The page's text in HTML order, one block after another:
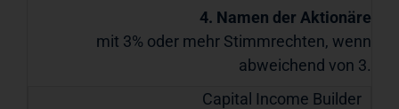
4. Namen der Aktionäre
mit 3% oder mehr Stimmrechten, wenn
abweichend von 3.
Capital Income Builder